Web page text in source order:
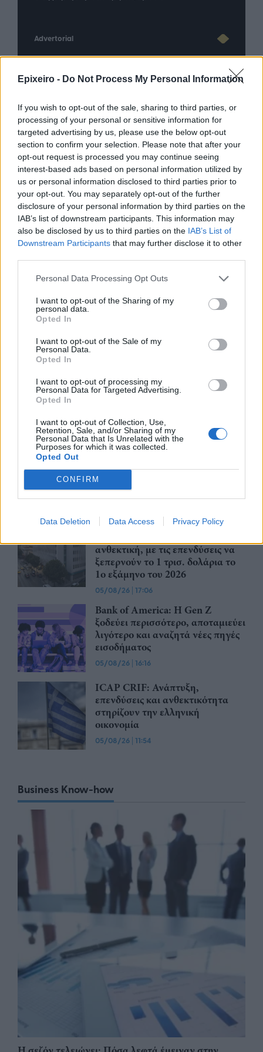
Epixeiro - Do Not Process My Personal Information
If you wish to opt-out of the sale, sharing to third parties, or
processing of your personal or sensitive information for
targeted advertising by us, please use the below opt-out
section to confirm your selection. Please note that after your
opt-out request is processed you may continue seeing
interest-based ads based on personal information utilized by
us or personal information disclosed to third parties prior to
your opt-out. You may separately opt-out of the further
disclosure of your personal information by third parties on the
IAB’s list of downstream participants. This information may
also be disclosed by us to third parties on the IAB’s List of
Downstream Participants that may further disclose it to other
Personal Data Processing Opt Outs
I want to opt-out of the Sharing of my
personal data.
Opted In
I want to opt-out of the Sale of my
Personal Data.
Opted In
I want to opt-out of processing my
Personal Data for Targeted Advertising.
Opted In
I want to opt-out of Collection, Use,
Retention, Sale, and/or Sharing of my
Personal Data that Is Unrelated with the
Purposes for which it was collected.
Opted Out
CONFIRM
Data Deletion Data Access Privacy Policy
Advertorial
Το καλοκαίρι ανεβάζει τον
λογαριασμό για τους Έλληνες
καταναλωτές
07/08/26|17:17
Άνοδος στη χρήση chatbots για
ειδήσεις – Σε χαμηλό δεκαετίας η
εμπιστοσύνη στα μέσα
ενημέρωσης
γεωπολιτικό σοκ – Τα στοιχεία
νοημοσύνης φέρνουν νέες
προκλήσεις στην
07/08/26|13:20
Eurobank: Πιο ανθεκτική στο
φυσικό αέριο η Ευρώπη
06/08/26
Η παγκόσμια αγορά Ιδιωτικών
ανθεκτική, με τις επενδύσεις να
ξεπερνούν το 1 τρισ. δολάρια το
1ο εξάμηνο του 2026
05/08/26 | 17:06
Bank of America: Η Gen Z
ξoδεύει περισσότερο, αποταμιεύει
λιγότερο και αναζητά νέες πηγές
εισοδήματος
05/08/26 | 16:16
ICAP CRIF: Ανάπτυξη,
επενδύσεις και ανθεκτικότητα
στηρίζουν την ελληνική
οικονομία
05/08/26 | 11:54
Business Know-how